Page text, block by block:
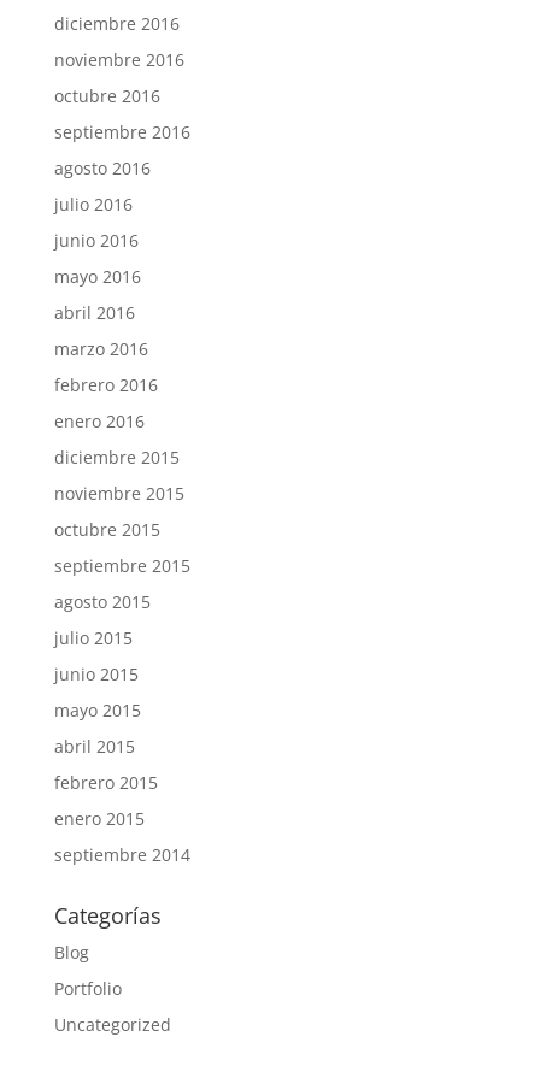
diciembre 2016
noviembre 2016
octubre 2016
septiembre 2016
agosto 2016
julio 2016
junio 2016
mayo 2016
abril 2016
marzo 2016
febrero 2016
enero 2016
diciembre 2015
noviembre 2015
octubre 2015
septiembre 2015
agosto 2015
julio 2015
junio 2015
mayo 2015
abril 2015
febrero 2015
enero 2015
septiembre 2014
Categorías
Blog
Portfolio
Uncategorized